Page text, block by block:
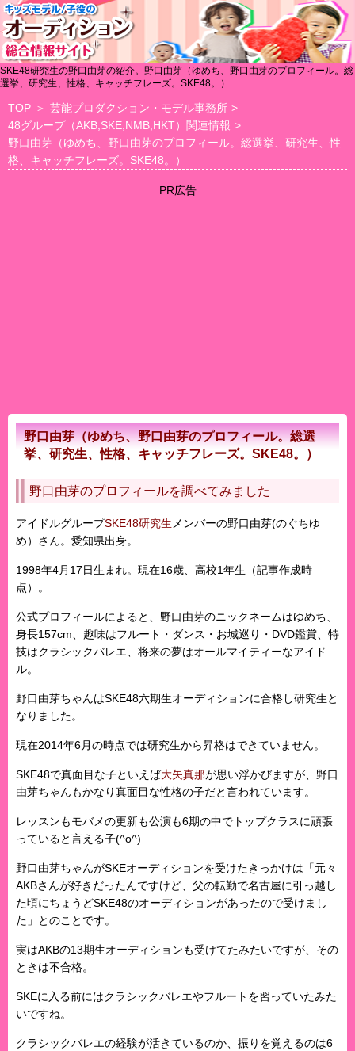
SKE48研究生の野口由芽の紹介。野口由芽（ゆめち、野口由芽のプロフィール。総
選挙、研究生、性格、キャッチフレーズ。SKE48。）
TOP ＞ 芸能プロダクション・モデル事務所 >
48グループ（AKB,SKE,NMB,HKT）関連情報 >
野口由芽（ゆめち、野口由芽のプロフィール。総選挙、研究生、性
格、キャッチフレーズ。SKE48。）
PR広告
野口由芽（ゆめち、野口由芽のプロフィール。総選
挙、研究生、性格、キャッチフレーズ。SKE48。）
野口由芽のプロフィールを調べてみました
アイドルグループSKE48研究生 メンバーの野口由芽(のぐちゆ
め）さん。愛知県出身。
1998年4月17日生まれ。現在16歳、高校1年生（記事作成時
点）。
公式プロフィールによると、野口由芽のニックネームはゆめち
身長157cm、趣味はフルート・ダンス・お城巡り・DVD鑑賞、特
技はクラシックバレエ、将来の夢はオールマイティーなアイド
ル。
野口由芽ちゃんはSKE48六期生オーディションに合格し研究生と
なりました。
現在2014年6月の時点では研究生から昇格はできていません。
SKE48で真面目な子といえば大矢真那が思い浮かびますが、野口
由芽ちゃんもかなり真面目な性格の子だと言われています。
レッスンもモバメの更新も公演も6期の中でトップクラスに頑張
っていると言える子(^o^)
野口由芽ちゃんがSKEオーディションを受けたきっかけは「元々
AKBさんが好きだったんですけど、父の転勤で名古屋に引っ越し
た頃にちょうどSKE48のオーディションがあったので受けまし
た」とのことです。
実はAKBの13期生オーディションも受けてたみたいですが、その
ときは不合格。
SKEに入る前にはクラシックバレエやフルートを習っていたみた
いですね。
クラシックバレエの経験が活きているのか、振りを覚えるのは6